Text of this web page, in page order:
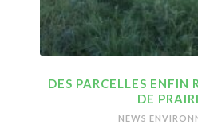
DES PARCELLES ENFIN
DE
NEWS